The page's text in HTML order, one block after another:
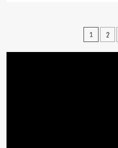
et
des
1 2